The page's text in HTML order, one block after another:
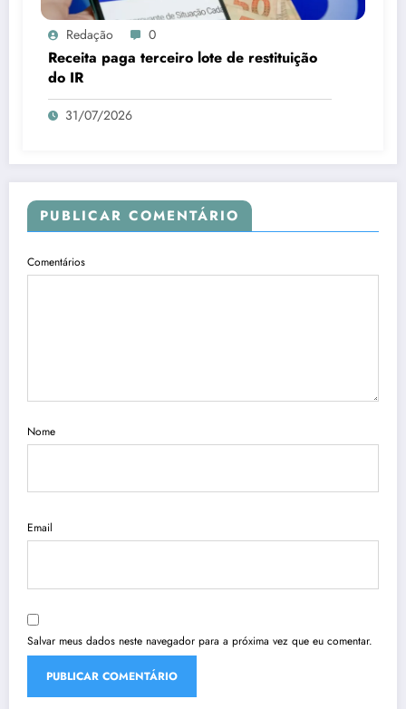
Redação 0
Receita paga terceiro lote de restituição
do IR
31/07/2026
PUBLICAR COMENTÁRIO
Comentários
Nome
Email
Salvar meus dados neste navegador para a próxima vez que eu comentar.